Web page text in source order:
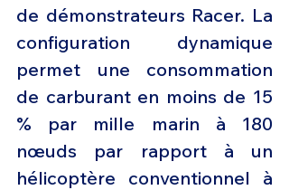
de démonstrateurs Racer. La
configuration dynamique
permet une consommation
de carburant en moins de 15
% par mille marin à 180
nœuds par rapport à un
hélicoptère conventionnel à